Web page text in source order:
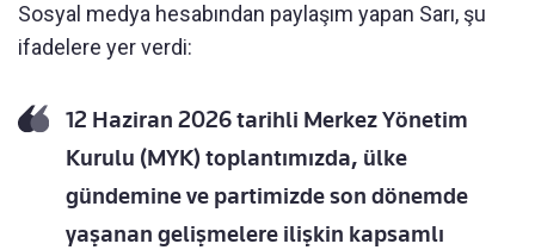
Sosyal medya hesabından paylaşım yapan Sarı, şu
ifadelere yer verdi:
12 Haziran 2026 tarihli Merkez Yönetim
Kurulu (MYK) toplantımızda, ülke
gündemine ve partimizde son dönemde
yaşanan gelişmelere ilişkin kapsamlı